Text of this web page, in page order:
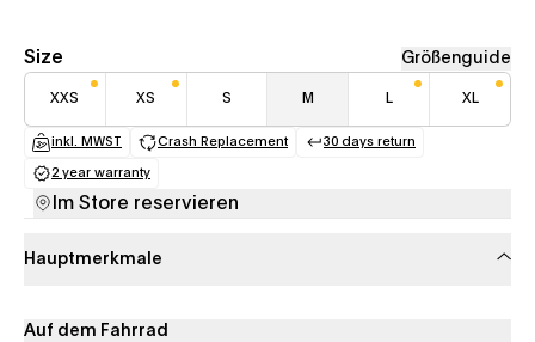
Size Größenguide
XXS XS S M L XL
inkl. MWST
(opens in a new tab)
Crash Replacement
(opens in a new tab)
30 days return
(opens in a new
2 year warranty
(opens in a new tab)
Im Store reservieren
Hauptmerkmale
Auf dem Fahrrad